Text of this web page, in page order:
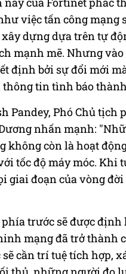
việc tấn công mạng
dựng dựa trên tự
mạnh mẽ. Nhưng
định bởi sự đổi mới
thông tin tình báo
Pandey, Phó Chủ
nhấn mạnh:
không còn là hoạt
tốc độ máy móc. Khi
giai đoạn của vòng
trước sẽ được
mạng đã trở thành
sẽ cần trí tuệ tích hợp,